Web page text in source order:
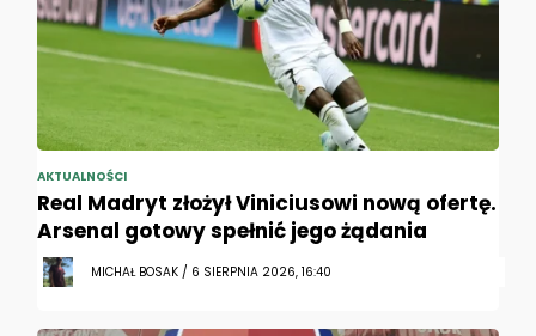
AKTUALNOŚCI
Real Madryt złożył Viniciusowi nową ofertę.
Arsenal gotowy spełnić jego żądania
MICHAŁ BOSAK / 6 SIERPNIA 2026, 16:40